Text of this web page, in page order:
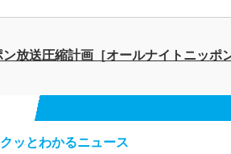
ン放送圧縮計画［オールナイトニッポ
ッとわかるニュース